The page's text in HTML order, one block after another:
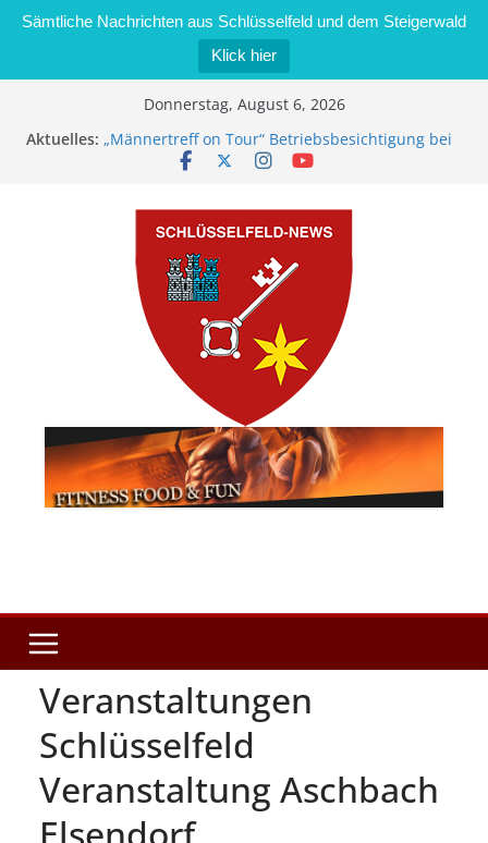
Sämtliche Nachrichten aus Schlüsselfeld und dem Steigerwald
Klick hier
Donnerstag, August 6, 2026
Aktuelles: „Männertreff on Tour“ Betriebsbesichtigung bei
der Schreinerei Zimmermann GmbH
Brand in Sägewerk in Bernroth schnell unter
Kontrolle
Stadt Schlüsselfeld bietet Online-Anmeldung für
Kindergartenplätze an
Dieseldiebstahl im Wert von 600 Euro
Veranstaltungen
Schlüsselfeld
Veranstaltung Aschbach